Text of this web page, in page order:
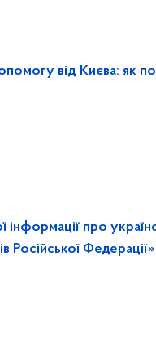
від Києва: як
про
Російської Федерації»